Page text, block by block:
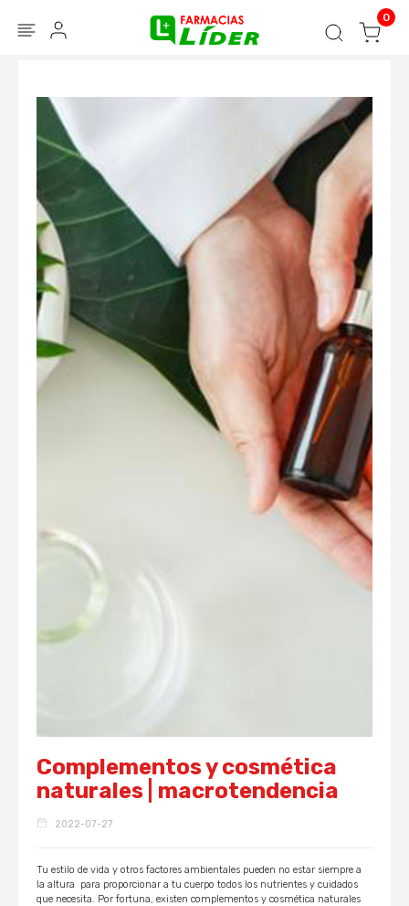
Seguir mi pedido 0
Complementos y cosmética
naturales | macrotendencia
2022-07-27
Tu estilo de vida y otros factores ambientales pueden no estar siempre a
la altura para proporcionar a tu cuerpo todos los nutrientes y cuidados
que necesita. Por fortuna, existen complementos y cosmética naturales